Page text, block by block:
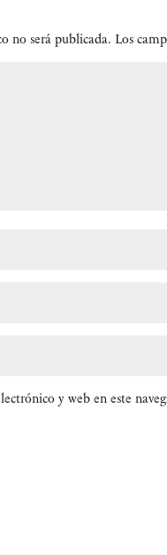
no será publicada. Los
y web en este